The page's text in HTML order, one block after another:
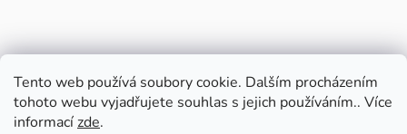
Tento web používá soubory cookie. Dalším procházením
tohoto webu vyjadřujete souhlas s jejich používáním.. Více
informacízde.